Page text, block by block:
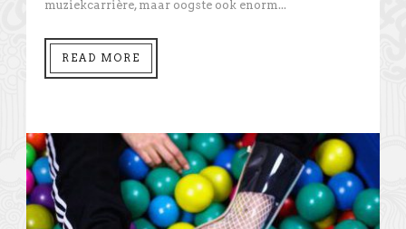
muziekcarrière, maar oogste ook enorm...
READ MORE